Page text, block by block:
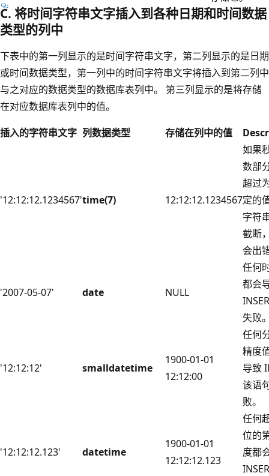
C. 将时间字符串文字插入到各种日期和时间数据
类型的列中
下表中的第一列显示的是时间字符串文字，第二列显示的是日期
或时间数据类型，第一列中的时间字符串文字将插入到第二列中
与之对应的数据类型的数据库表列中。 第三列显示的是将存储
在对应数据库表列中的值。
插入的字符串文字 列数据类型 存储在列中的值
'12:12:12.1234567'time(7) 12:12:12.1234567
如果
数部
超过
定的
字符
截断
会出
'2007-05-07' date NULL
任何
都会
失败
'12:12:12' smalldatetime
1900-01-01
12:12:00
任何
精度
导致
该语
败。
'12:12:12.123' datetime
1900-01-01
12:12:12.123
任何
位的
度都